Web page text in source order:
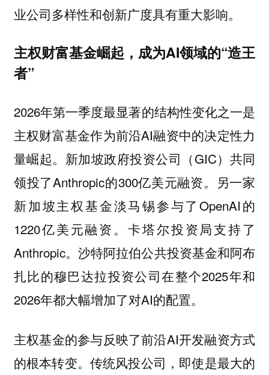
业公司多样性和创新广度具有重大影响。
主权财富基金崛起，成为AI领域的“造王
者”
2026年第一季度最显著的结构性变化之一是
主权财富基金作为前沿AI融资中的决定性力
量崛起。新加坡政府投资公司（GIC）共同
领投了Anthropic的300亿美元融资。另一家
新加坡主权基金淡马锡参与了OpenAI的
1220亿美元融资。卡塔尔投资局支持了
Anthropic。沙特阿拉伯公共投资基金和阿布
扎比的穆巴达拉投资公司在整个2025年和
2026年都大幅增加了对AI的配置。
主权基金的参与反映了前沿AI开发融资方式
的根本转变。传统风投公司，即使是最大的